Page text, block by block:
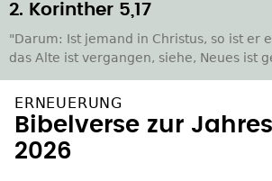
2. Korinther 5,17
"Darum: Ist jemand in Christus, so ist er
das Alte ist vergangen, siehe, Neues ist
ERNEUERUNG
Bibelverse zur
2026